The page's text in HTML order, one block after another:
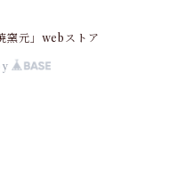
窯元」webストア